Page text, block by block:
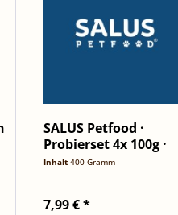
SALUS Petfood ·
Probierset 4x 100g ·
Grainless
Inhalt 400 Gramm
7,99 € *